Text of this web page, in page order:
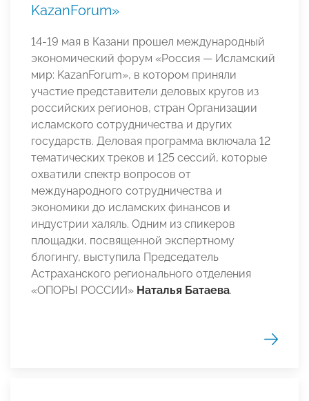
KazanForum»
14-19 мая в Казани прошел международный
экономический форум «Россия — Исламский
мир: KazanForum», в котором приняли
участие представители деловых кругов из
российских регионов, стран Организации
исламского сотрудничества и других
государств. Деловая программа включала 12
тематических треков и 125 сессий, которые
охватили спектр вопросов от
международного сотрудничества и
экономики до исламских финансов и
индустрии халяль. Одним из спикеров
площадки, посвященной экспертному
блогингу, выступила Председатель
Астраханского регионального отделения
«ОПОРЫ РОССИИ» Наталья Батаева.